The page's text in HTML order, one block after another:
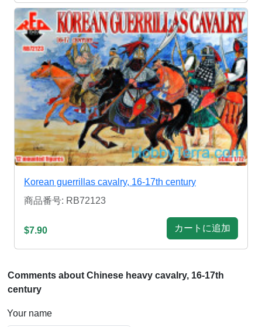
Korean guerrillas cavalry, 16-17th century
商品番号: RB72123
$7.90 カートに追加
Comments about Chinese heavy cavalry, 16-17th
century
Your name